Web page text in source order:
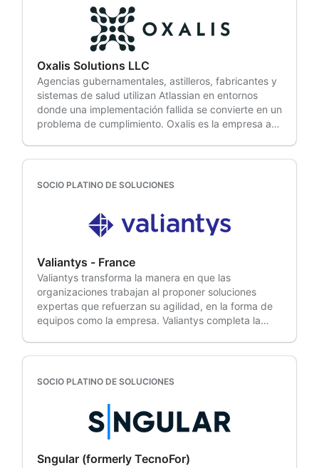
incluyendo co-terminación y gestión proactiva. Le
ahorraremos tiempo y mantendremos sus licencias
actualizadas para que no tenga que preocuparse
por la continuidad del negocio. Entornos federales,
incluyendo soluciones seguras y prácticas de
entrega. Nuestro equipo de expertos altamente
especializados cuenta con años de experiencia
trabajando en el sector público para ayudar a las
agencias gubernamentales a modernizarse,
cumplir con su misión y cumpliendo con la
normativa.
brinda servicios de consultoría expertos en
migración a la nube, ITSM y DevOps. • Experiencia
técnica: el equipo más grande de ingenieros
práctico basado en una amplia experiencia en
proyectos. • Con la confianza de clientes líderes:
Empresas líderes, como Samsung Electronics,
Samsung Card, LG Electronics, Kakao, Coupang y
Toss, se han asociado con OSCi para impulsar el
éxito de la colaboración. • Consultoría a medida:
Diseñamos e implementamos sistemas de
únicos de cada cliente, desde la gobernanza de
fue el primer socio coreano en obtener la
Especialización en la Nube de Atlassian y sigue
Socio del Año de Atlassian en dos ocasiones, lo que
subraya nuestro liderazgo en la industria y nuestra
excelencia comprobada. En el centro de nuestra
innovación se encuentra Flexible Studio, nuestro
equipo dedicado al desarrollo de aplicaciones que
crea herramientas de productividad en Atlassian
Marketplace. Con la confianza de más de 300
clientes empresariales en 18 países, Flexible Apps
inteligente y estratégica con las herramientas de
以上の大企業であり、多くの実績と大企業のビジネス
に関する知見を持ち合わせています. 保有しているノウ
ハウ、経験と実績を活用し、お客様のニーズに合わせ
た様々な製品・サービスを提供しています. • 製品の導
入支援 • DC版からCloud版への移行支援 • •研修の内
容をいつでもどこでも学べるe-ラーニング • 製品の機
能をアップするアプリ開発及び提供 • Éxito del cliente
これらの製品・サービスは、大企業をはじめ多くのお
客様の導入、運用、活用を支援しています。特に近年
を軽減する機能を提供しています. エンタプライズの導
ックしてご覧ください.リックソフトはAtlassian製品の
専門家として、お客様のビジネスの成功を支援します.
•現在利用しているAtlassian製品のCloud移行を検討さ
決・改善したい企業 • Atlassian製品をもっと活用した
い企業
Oxalis Solutions LLC
Agencias gubernamentales, astilleros, fabricantes y
sistemas de salud utilizan Atlassian en entornos
donde una implementación fallida se convierte en un
problema de cumplimiento. Oxalis es la empresa a la
de software. Oxalis moderniza los entornos en la
requisitos de seguridad y cumplimiento que rigen la
actividad de estas organizaciones. Las migraciones
de auditoría, los controles de acceso y la residencia
de datos limitan el diseño de una arquitectura
limpia, y la mayor parte de este trabajo se realiza
antes de que nadie toque una instancia de
producción. Oxalis lo planifica desde la primera
Médica de California contrató a Oxalis en 2020 y,
de 200 usuarios a más de 4000. Cuando los
votantes de California aprobaron la Proposición 1, el
DHCS y Oxalis implementaron una plataforma
estatal de políticas de salud conductual para los 58
condados en tan solo cuatro semanas. Reserva una
SOCIO PLATINO DE SOLUCIONES
Valiantys - France
Valiantys transforma la manera en que las
organizaciones trabajan al proponer soluciones
expertas que refuerzan su agilidad, en la forma de
equipos como la empresa. Valiantys completa la
empresariales (ESM) y acelerar su transformación
fortalecedoras reguladas confían en Valiantys para
beneficiarse de las soluciones Atlassian y cuidar sus
objetivos. Para más información, rendez-vous sur
SOCIO PLATINO DE SOLUCIONES
Sngular (formerly TecnoFor)